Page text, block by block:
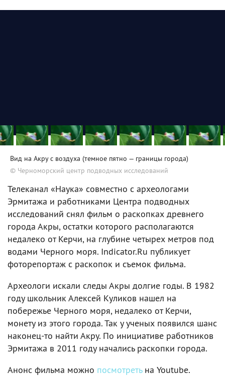
Вид на Акру с воздуха (темное пятно — границы города)
© Черноморский центр подводных исследований
Телеканал «Наука» совместно с археологами
Эрмитажа и работниками Центра подводных
исследований снял фильм о раскопках древнего
города Акры, остатки которого располагаются
недалеко от Керчи, на глубине четырех метров под
водами Черного моря. Indicator.Ru публикует
фоторепортаж с раскопок и съемок фильма.
Археологи искали следы Акры долгие годы. В 1982
году школьник Алексей Куликов нашел на
побережье Черного моря, недалеко от Керчи,
монету из этого города. Так у ученых появился шанс
наконец-то найти Акру. По инициативе работников
Эрмитажа в 2011 году начались раскопки города.
Анонс фильма можно посмотретьна Youtube.